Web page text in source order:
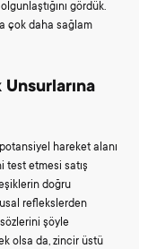
gördük.
çok daha sağlam
Unsurlarına
hareket alanı
test etmesi satış
doğru
reflekslerden
sözlerini şöyle
olsa da, zincir üstü